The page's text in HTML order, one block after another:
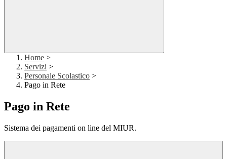
Home >
Servizi >
Personale Scolastico >
Pago in Rete
Pago in Rete
Sistema dei pagamenti on line del MIUR.